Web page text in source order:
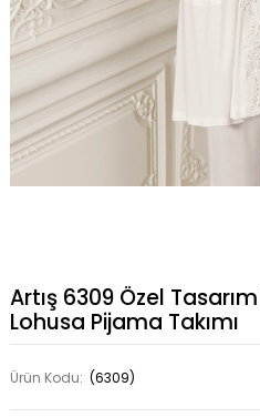
Artış 6309 Özel
Lohusa Pijama Takımı
Ürün Kodu: (6309)